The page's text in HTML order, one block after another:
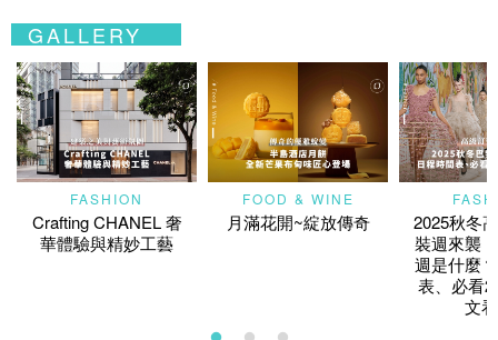
GALLERY
FASHION
Crafting CHANEL 奢
華體驗與精妙工藝
FOOD & WINE
月滿花開~綻放傳奇
2025秋冬
裝週來襲
週是什麼
表、必看
文